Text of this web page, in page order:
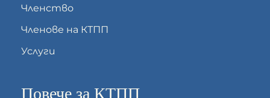
Членство
Членове на КТПП
Услуги